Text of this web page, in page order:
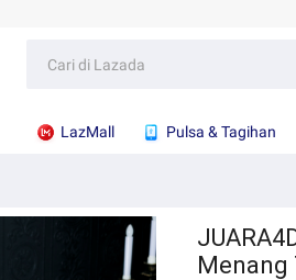
LazMall Pulsa & Tagihan
Menang